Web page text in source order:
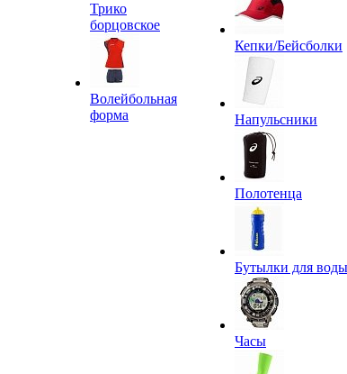
Трико
борцовское
Волейбольная
форма
Кепки/Бейсболки
Напульсники
Полотенца
Бутылки для воды
Часы